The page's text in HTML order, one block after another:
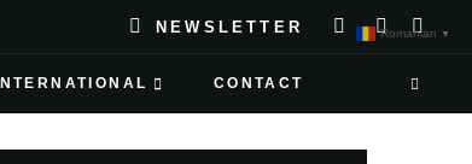
NEWSLETTER
INTERNATIONAL CONTACT
Romanian ▼